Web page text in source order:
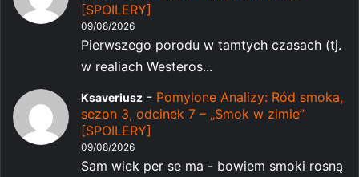
[SPOILERY]
09/08/2026
Pierwszego porodu w tamtych czasach (tj.
w realiach Westeros...
Ksaveriusz - Pomylone Analizy: Ród smoka,
sezon 3, odcinek 7 – „Smok w zimie”
[SPOILERY]
09/08/2026
Sam wiek per se ma - bowiem smoki rosną